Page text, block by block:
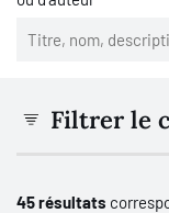
Filtrer le
45 résultats